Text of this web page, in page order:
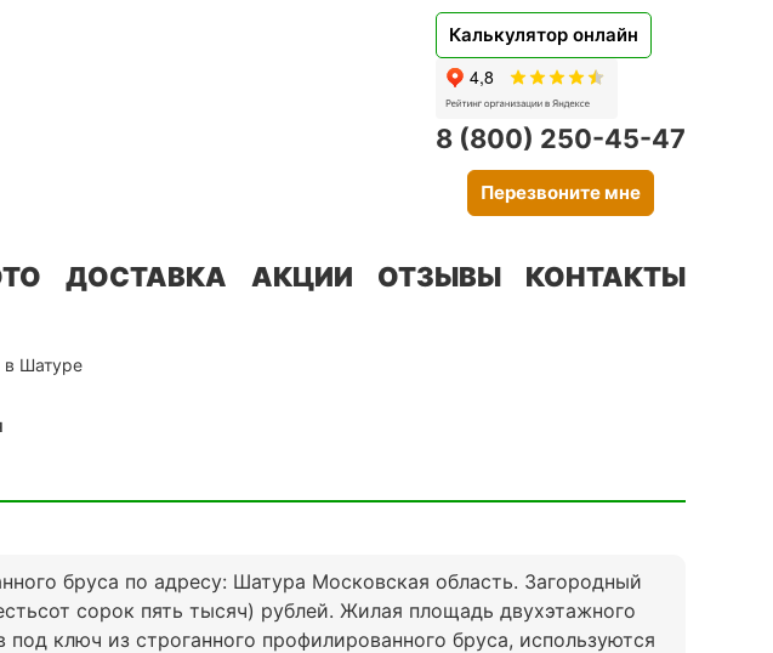
Калькулятор онлайн
8 (800) 250-45-47
Перезвоните мне
ДОСТАВКА АКЦИИ ОТЗЫВЫ КОНТАКТЫ
в Шатуре
бруса по адресу: Шатура Московская область. Загородный
сорок пять тысяч) рублей. Жилая площадь двухэтажного
ключ из строганного профилированного бруса, используются